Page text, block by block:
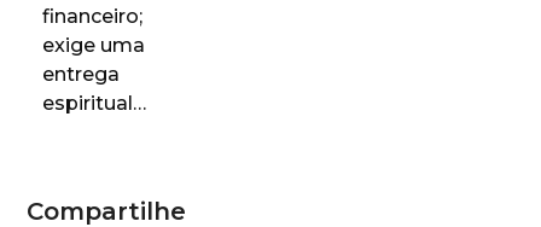
financeiro;
exige uma
entrega
espiritual…
Compartilhe